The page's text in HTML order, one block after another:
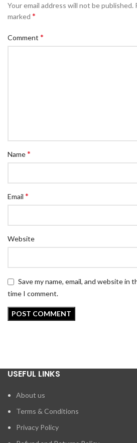
Your email address will not be published.
marked *
Comment *
Name*
Email *
Website
Save my name, email, and website in
time I comment.
USEFUL LINKS
About us
Terms & Conditions
Privacy Policy